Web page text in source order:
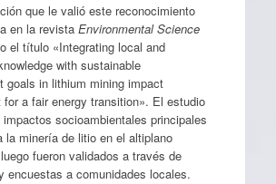
que le valió este reconocimiento
en la revista Environmental Science
el título «Integrating local and
with sustainable
goals in lithium mining impact
a fair energy transition». El estudio
socioambientales principales
la minería de litio en el altiplano
fueron validados a través de
encuestas a comunidades locales.